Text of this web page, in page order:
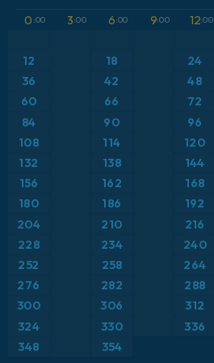
ICON Alemanha 2 km
Caribe
Escandinávia
Estados Unidos
Europa
França
Grécia
Islândia
Anomalia de temperatura a 850 hPa
Ponto de orvalho a 2 m
Precipitação, nuvens e pressão
Temperatura a 2 m
Temperatura a 500 hPa
Temperatura a 850 hPa
Vento a 10 m
0 :00 3:00 6:00 9:00 12:00
12 18 24
36
42 48
60
66 72
84
90 96
108
114 120
132
138 144
156 162 168
180 186 192
204
210 216
228
234 240
252
258 264
276 282 288
300 306 312
324
330 336
348
354